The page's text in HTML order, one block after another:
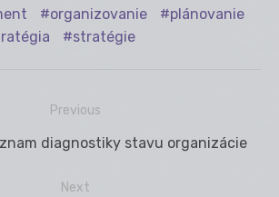
organizovanie
plánovanie
stratégie
Previous
diagnostiky stavu organizácie
Next